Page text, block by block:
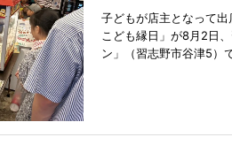
子どもが店主となって
こども縁日」が8月2日
ン」（習志野市谷津5）